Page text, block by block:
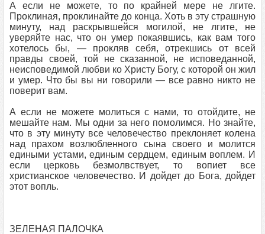
А если не можете, то по крайней мере не лгите.
Проклиная, проклинайте до конца. Хоть в эту страшную
минуту, над раскрывшейся могилой, не лгите, не
уверяйте нас, что он умер покаявшись, как вам того
хотелось бы, — прокляв себя, отрекшись от всей
правды своей, той не сказанной, не исповеданной,
неисповедимой любви ко Христу Богу, с которой он жил
и умер. Что бы вы ни говорили — все равно никто не
поверит вам.
А если не можете молиться с нами, то отойдите, не
мешайте нам. Мы одни за него помолимся. Но знайте,
что в эту минуту все человечество преклоняет колена
над прахом возлюбленного сына своего и молится
едиными устами, единым сердцем, единым воплем. И
если церковь безмолвствует, то вопиет все
христианское человечество. И дойдет до Бога, дойдет
этот вопль.
ЗЕЛЕНАЯ ПАЛОЧКА